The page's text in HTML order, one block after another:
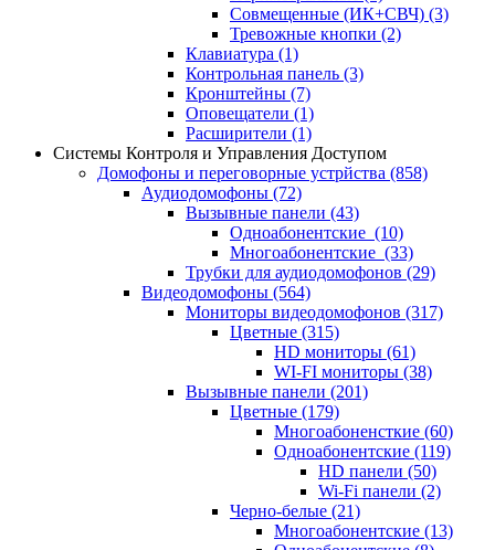
Совмещенные (ИК+СВЧ) (3)
Тревожные кнопки (2)
Клавиатура (1)
Контрольная панель (3)
Кронштейны (7)
Оповещатели (1)
Расширители (1)
Системы Контроля и Управления Доступом
Домофоны и переговорные устрйства (858)
Аудиодомофоны (72)
Вызывные панели (43)
Одноабонентские (10)
Многоабонентские (33)
Трубки для аудиодомофонов (29)
Видеодомофоны (564)
Мониторы видеодомофонов (317)
Цветные (315)
HD мониторы (61)
WI-FI мониторы (38)
Вызывные панели (201)
Цветные (179)
Многоабоненсткие (60)
Одноабонентские (119)
HD панели (50)
Wi-Fi панели (2)
Черно-белые (21)
Многоабонентские (13)